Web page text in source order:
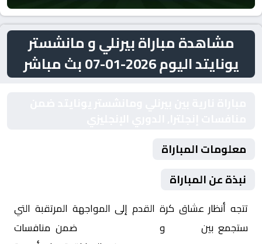
مشاهدة مباراة بيرنلي و مانشستر
يونايتد اليوم 2026-01-07 بث مباشر
معلومات المباراة
نبذة عن المباراة
تتجه أنظار عشاق كرة القدم إلى المواجهة المرتقبة التي
ستجمع بين
و
ضمن منافسات